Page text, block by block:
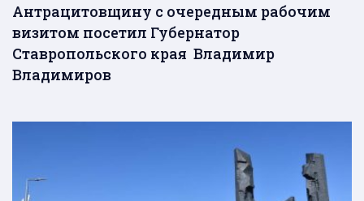
Антрацитовщину с очередным рабочим
визитом посетил Губернатор
Ставропольского края Владимир
Владимиров